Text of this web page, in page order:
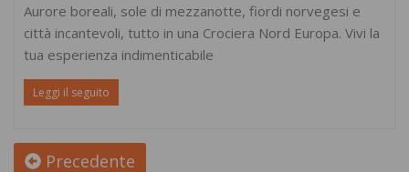
Aurore boreali, sole di mezzanotte, fiordi norvegesi e
città incantevoli, tutto in una Crociera Nord Europa. Vivi la
tua esperienza indimenticabile
Leggi il seguito
Precedente